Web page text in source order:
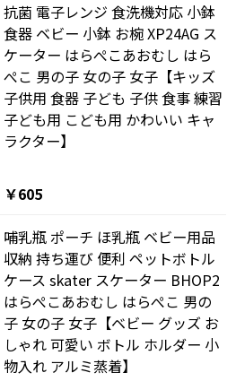
抗菌 電子レンジ 食洗機対応 小鉢
食器 ベビー 小鉢 お椀 XP24AG ス
ケーター はらぺこあおむし はら
ぺこ 男の子 女の子 女子【キッズ
子供用 食器 子ども 子供 食事 練習
子ども用 こども用 かわいい キャ
ラクター】
￥605
哺乳瓶 ポーチ ほ乳瓶 ベビー用品
収納 持ち運び 便利 ペットボトル
ケース skater スケーター BHOP2
はらぺこあおむし はらぺこ 男の
子 女の子 女子【ベビー グッズ お
しゃれ 可愛い ボトル ホルダー 小
物入れ アルミ蒸着】